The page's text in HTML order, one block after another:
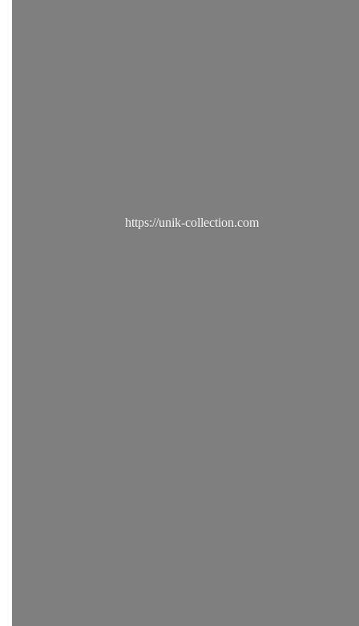
https://unik-collection.com